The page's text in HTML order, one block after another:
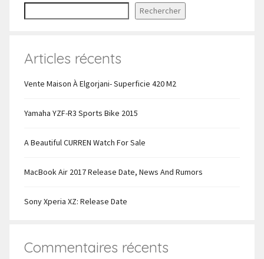
Rechercher
Articles récents
Vente Maison À Elgorjani- Superficie 420 M2
Yamaha YZF-R3 Sports Bike 2015
A Beautiful CURREN Watch For Sale
MacBook Air 2017 Release Date, News And Rumors
Sony Xperia XZ: Release Date
Commentaires récents